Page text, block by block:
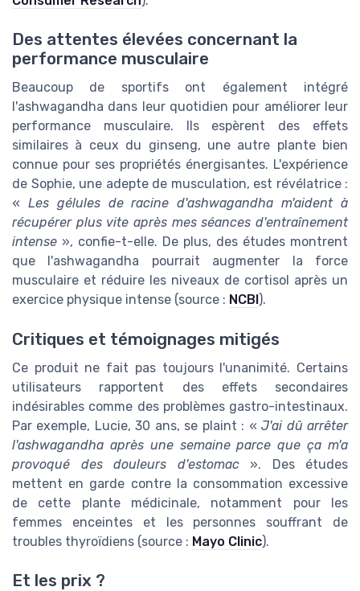
Des attentes élevées concernant la
performance musculaire
Beaucoup de sportifs ont également intégré
l'ashwagandha dans leur quotidien pour améliorer leur
performance musculaire. Ils espèrent des effets
similaires à ceux du ginseng, une autre plante bien
connue pour ses propriétés énergisantes. L'expérience
de Sophie, une adepte de musculation, est révélatrice :
« Les gélules de racine d'ashwagandha m'aident à
récupérer plus vite après mes séances d'entraînement
intense », confie-t-elle. De plus, des études montrent
que l'ashwagandha pourrait augmenter la force
musculaire et réduire les niveaux de cortisol après un
exercice physique intense (source : NCBI ).
Critiques et témoignages mitigés
Ce produit ne fait pas toujours l'unanimité. Certains
utilisateurs rapportent des effets secondaires
indésirables comme des problèmes gastro-intestinaux.
Par exemple, Lucie, 30 ans, se plaint : «J'ai dû arrêter
l'ashwagandha après une semaine parce que ça m'a
provoqué des douleurs d'estomac». Des études
mettent en garde contre la consommation excessive
de cette plante médicinale, notamment pour les
femmes enceintes et les personnes souffrant de
troubles thyroïdiens (source : Mayo Clinic).
Et les prix ?